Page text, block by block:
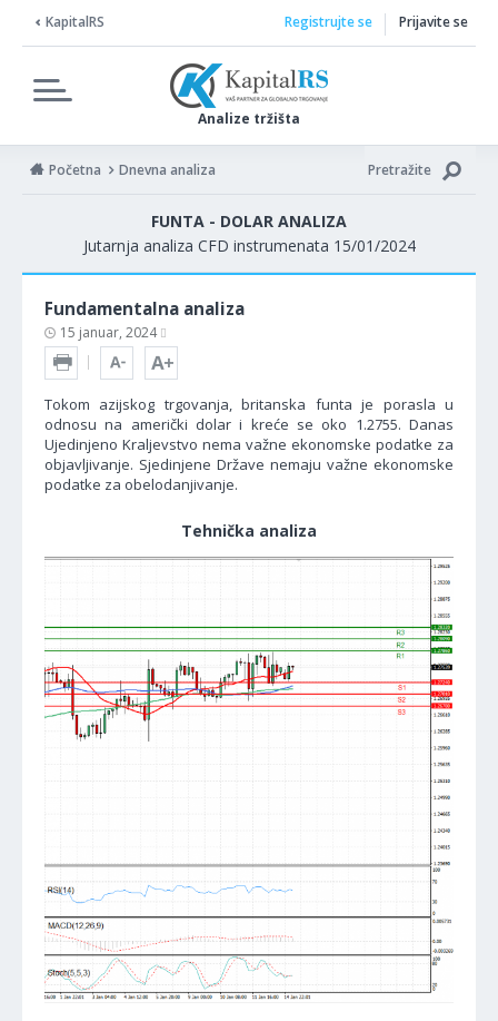
KapitalRS
Analize tržišta
Registrujte se Prijavite se
Početna Dnevna analiza Pretražite
FUNTA - DOLAR ANALIZA
Jutarnja analiza CFD instrumenata 15/01/2024
Fundamentalna analiza
15 januar, 2024
Tokom azijskog trgovanja, britanska funta je porasla u
odnosu na američki dolar i kreće se oko 1.2755. Danas
Ujedinjeno Kraljevstvo nema važne ekonomske podatke za
objavljivanje. Sjedinjene Države nemaju važne ekonomske
podatke za obelodanjivanje.
Tehnička analiza